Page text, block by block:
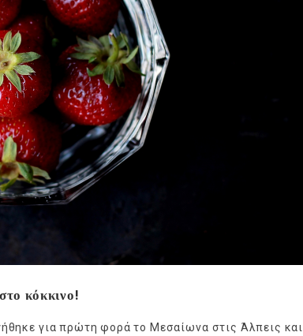
κόκκινο!
για πρώτη φορά το Μεσαίωνα στις Άλπεις και